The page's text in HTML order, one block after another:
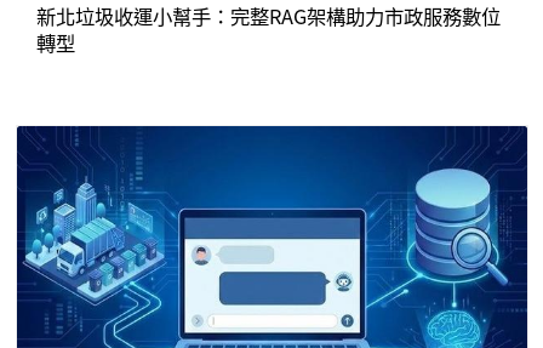
新北垃圾收運小幫手：完整RAG架構助力市政服務數位
轉型